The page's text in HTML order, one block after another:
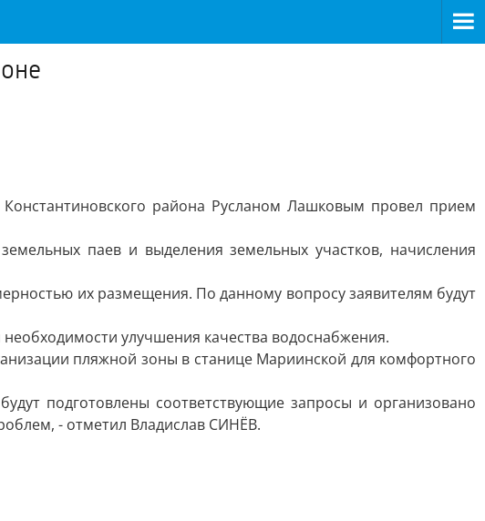
района Русланом Лашковым провел прием
паев и выделения земельных участков, начисления
их размещения. По данному вопросу заявителям будут
улучшения качества водоснабжения.
пляжной зоны в станице Мариинской для комфортного
подготовлены соответствующие запросы и организовано
- отметил Владислав СИНЁВ.